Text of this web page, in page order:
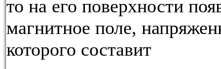
то на его поверхности
магнитное поле,
которого составит